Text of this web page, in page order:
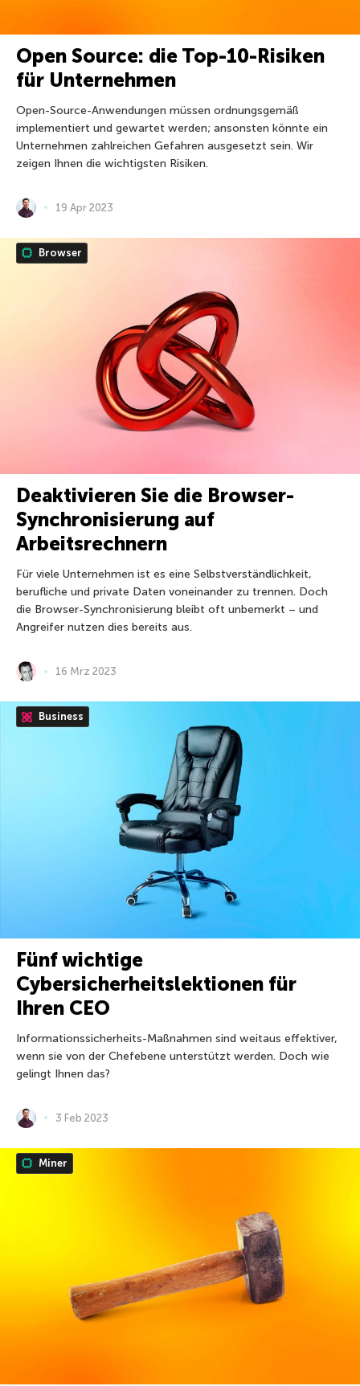
Open Source: die Top-10-Risiken
für Unternehmen
Open-Source-Anwendungen müssen ordnungsgemäß
implementiert und gewartet werden; ansonsten könnte ein
Unternehmen zahlreichen Gefahren ausgesetzt sein. Wir
zeigen Ihnen die wichtigsten Risiken.
19 Apr 2023
Browser
Deaktivieren Sie die Browser-
Synchronisierung auf
Arbeitsrechnern
Für viele Unternehmen ist es eine Selbstverständlichkeit,
berufliche und private Daten voneinander zu trennen. Doch
die Browser-Synchronisierung bleibt oft unbemerkt – und
Angreifer nutzen dies bereits aus.
16 Mrz 2023
Business
Fünf wichtige
Cybersicherheitslektionen für
Ihren CEO
Informationssicherheits-Maßnahmen sind weitaus effektiver,
wenn sie von der Chefebene unterstützt werden. Doch wie
gelingt Ihnen das?
3 Feb 2023
Miner